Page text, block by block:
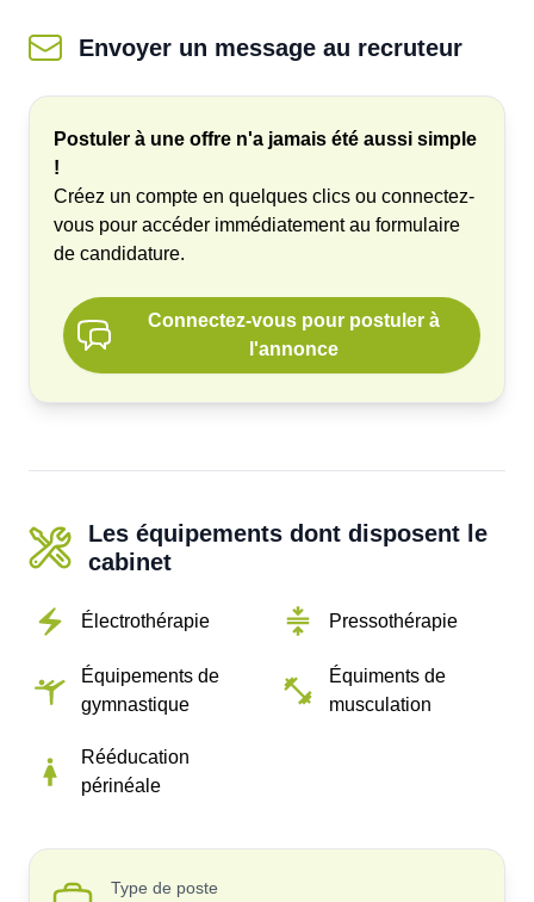
Envoyer un message au recruteur
Postuler à une offre n'a jamais été aussi simple
!
Créez un compte en quelques clics ou connectez-
vous pour accéder immédiatement au formulaire
de candidature.
Connectez-vous pour postuler à
l'annonce
Les équipements dont disposent le
cabinet
Électrothérapie Pressothérapie
Équipements de
gymnastique
Équiments de
musculation
Rééducation
périnéale
Type de poste